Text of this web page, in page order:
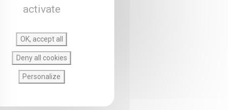
activate
OK, accept all
Deny all cookies
Personalize